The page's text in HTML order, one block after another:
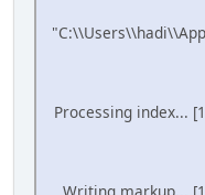
Processing index...